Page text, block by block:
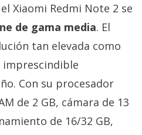
Xiaomi Redmi Note 2 se
de gama media. El
tan elevada como
imprescindible
Con su procesador
de 2 GB, cámara de 13
de 16/32 GB,